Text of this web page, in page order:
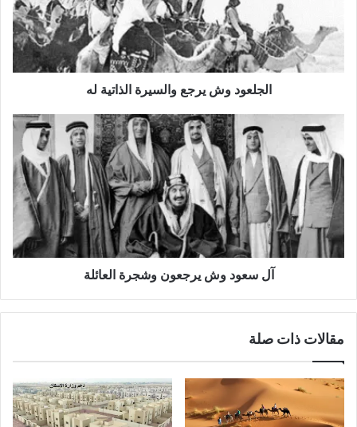
الجلعود وش يرجع والسيرة الذاتية له
آل سعود وش يرجعون وشجرة العائلة
مقالات ذات صلة